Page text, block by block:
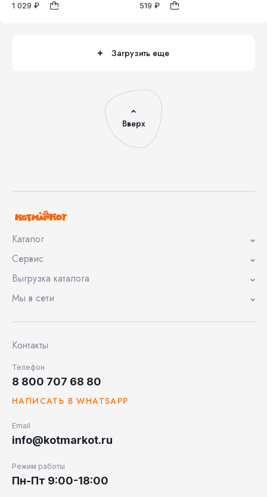
1 029 ₽
62 74
519 ₽
62
Загрузить еще
Вверх
Каталог
Сервис
Выгрузка каталога
Мы в сети
Контакты
Телефон
8 800 707 68 80
НАПИСАТЬ В WHATSAPP
Email
info@kotmarkot.ru
Режим работы
Пн-Пт 9:00-18:00